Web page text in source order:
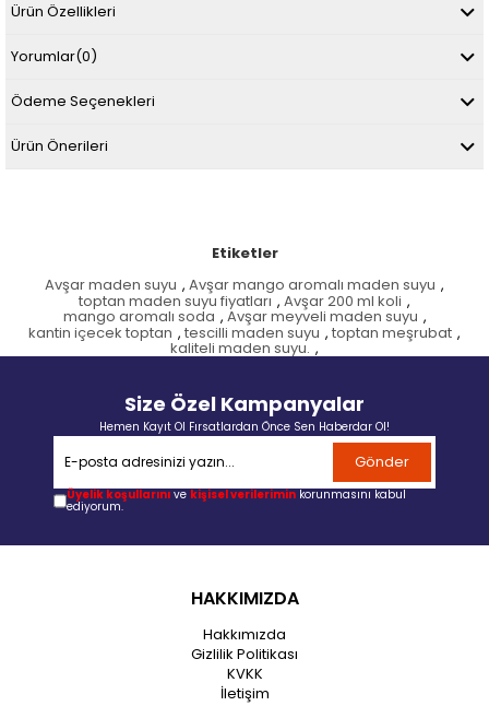
Ürün Özellikleri
Yorumlar(0)
Ödeme Seçenekleri
Ürün Önerileri
Etiketler
Avşar maden suyu , Avşar mango aromalı maden suyu ,
toptan maden suyu fiyatları , Avşar 200 ml koli ,
mango aromalı soda , Avşar meyveli maden suyu ,
kantin içecek toptan , tescilli maden suyu , toptan meşrubat ,
kaliteli maden suyu. ,
Size Özel Kampanyalar
Hemen Kayıt Ol Fırsatlardan Önce Sen Haberdar Ol!
Gönder
Üyelik koşullarını ve kişisel verilerimin korunmasını kabul
ediyorum.
HAKKIMIZDA
Hakkımızda
Gizlilik Politikası
KVKK
İletişim